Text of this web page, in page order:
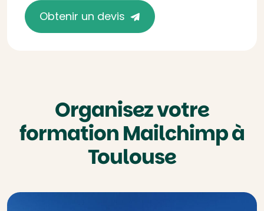
Obtenir un devis
Organisez votre
formation Mailchimp à
Toulouse